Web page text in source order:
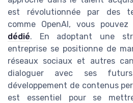
est révolutionnée par des
comme OpenAI, vous
dédié. En adoptant une
entreprise se positionne de
réseaux sociaux et autres
dialoguer avec ses
développement de contenus
est essentiel pour se